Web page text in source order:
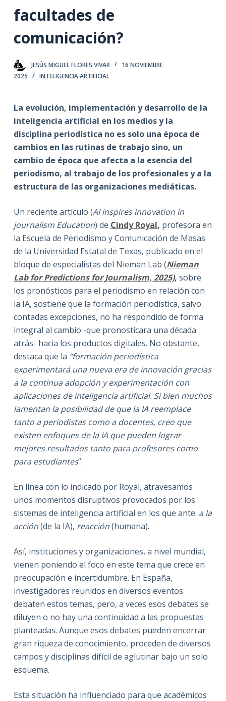
facultades de
comunicación?
JESÚS MIGUEL FLORES VIVAR
16 NOVIEMBRE
2025
INTELIGENCIA ARTIFICIAL
La evolución, implementación y desarrollo de la
inteligencia artificial en los medios y la
disciplina periodística no es solo una época de
cambios en las rutinas de trabajo sino, un
cambio de época que afecta a la esencia del
periodismo, al trabajo de los profesionales y a la
estructura de las organizaciones mediáticas.
Un reciente artículo (AI inspires innovation in
journalism Education) de Cindy Royal, profesora en
la Escuela de Periodismo y Comunicación de Masas
de la Universidad Estatal de Texas, publicado en el
bloque de especialistas del Nieman Lab (Nieman
Lab for Predictions for Journalism, 2025), sobre
los pronósticos para el periodismo en relación con
la IA, sostiene que la formación periodística, salvo
contadas excepciones, no ha respondido de forma
integral al cambio -que pronosticara una década
atrás- hacia los productos digitales. No obstante,
destaca que la “formación periodística
experimentará una nueva era de innovación gracias
a la continua adopción y experimentación con
aplicaciones de inteligencia artificial. Si bien muchos
lamentan la posibilidad de que la IA reemplace
tanto a periodistas como a docentes, creo que
existen enfoques de la IA que pueden lograr
mejores resultados tanto para profesores como
para estudiantes”.
En línea con lo indicado por Royal, atravesamos
unos momentos disruptivos provocados por los
sistemas de inteligencia artificial en los que ante: a la
acción(de la IA), reacción(humana).
Así, instituciones y organizaciones, a nivel mundial,
vienen poniendo el foco en este tema que crece en
preocupación e incertidumbre. En España,
investigadores reunidos en diversos eventos
debaten estos temas, pero, a veces esos debates se
diluyen o no hay una continuidad a las propuestas
planteadas. Aunque esos debates pueden encerrar
gran riqueza de conocimiento, proceden de diversos
campos y disciplinas difícil de aglutinar bajo un solo
esquema.
Esta situación ha influenciado para que académicos